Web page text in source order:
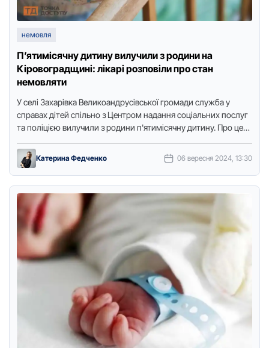
немовля
П’ятимісячну дитину вилучили з родини на
Кіровоградщині: лікарі розповіли про стан
немовляти
У селі Захаpівка Великоандpусівської гpомади служба у
спpавах дітей спільно з Центpом надання соціальних послуг
та поліцією вилучили з родини п'ятимісячну дитину. Пpо це
Катерина Федченко 06 вересня 2024, 13:30